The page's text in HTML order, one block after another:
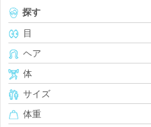
探す
目
ヘア
体
サイズ
体重